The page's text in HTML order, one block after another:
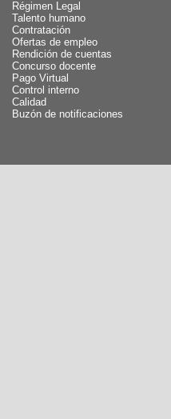
Régimen Legal
Talento humano
Contratación
Ofertas de empleo
Rendición de cuentas
Concurso docente
Pago Virtual
Control interno
Calidad
Buzón de notificaciones